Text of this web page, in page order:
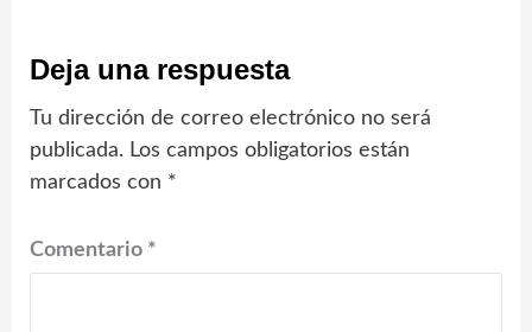
Deja una respuesta
Tu dirección de correo electrónico no será
publicada. Los campos obligatorios están
marcados con *
Comentario *